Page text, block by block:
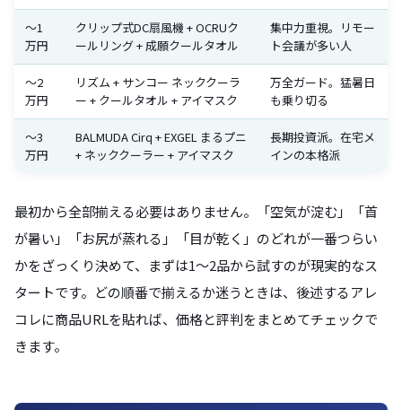
〜1
万円
クリップ式DC扇風機 + OCRUク
ールリング + 成願クールタオル
集中力重視。リモー
ト会議が多い人
〜2
万円
リズム + サンコー ネッククーラ
ー + クールタオル + アイマスク
万全ガード。猛暑日
も乗り切る
〜3
万円
BALMUDA Cirq + EXGEL まるプニ
+ ネッククーラー + アイマスク
長期投資派。在宅メ
インの本格派
最初から全部揃える必要はありません。「空気が淀む」「首
が暑い」「お尻が蒸れる」「目が乾く」のどれが一番つらい
かをざっくり決めて、まずは1〜2品から試すのが現実的なス
タートです。どの順番で揃えるか迷うときは、後述するアレ
コレに商品URLを貼れば、価格と評判をまとめてチェックで
きます。